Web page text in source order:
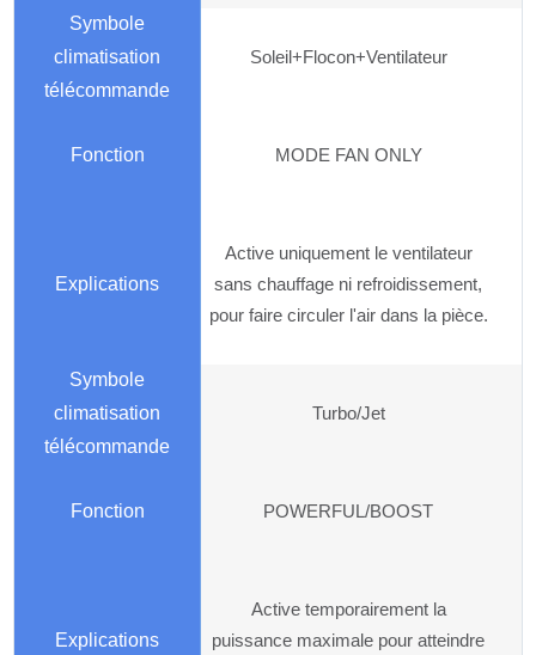
Soleil+Flocon+Ventilateur
MODE FAN ONLY
Active uniquement le ventilateur
sans chauffage ni refroidissement,
pour faire circuler l'air dans la pièce.
Turbo/Jet
POWERFUL/BOOST
Active temporairement la
puissance maximale pour atteindre